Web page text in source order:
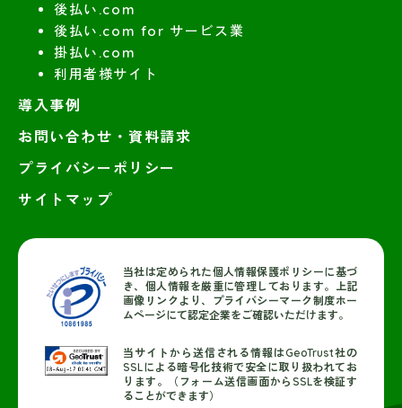
後払い.com
後払い.com for サービス業
掛払い.com
利用者様サイト
導入事例
お問い合わせ・資料請求
プライバシーポリシー
サイトマップ
当社は定められた個人情報保護ポリシーに基づ
き、個人情報を厳重に管理しております。上記
画像リンクより、プライバシーマーク制度ホー
ムページにて認定企業をご確認いただけます。
当サイトから送信される情報はGeoTrust社の
SSLによる暗号化技術で安全に取り扱われてお
ります。（フォーム送信画面からSSLを検証す
ることができます）